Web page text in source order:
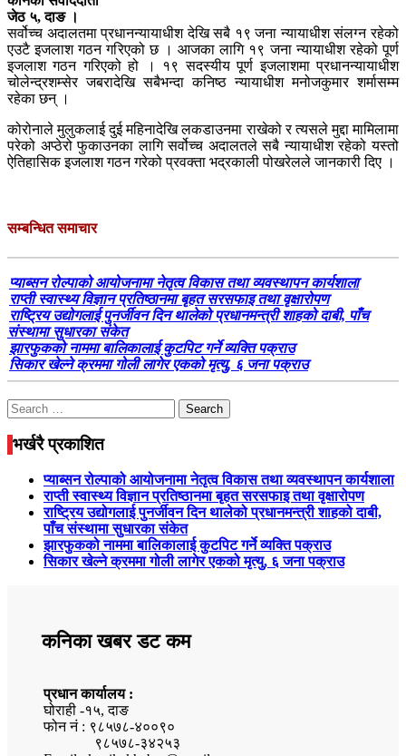
जेठ ५, दाङ ।
सर्वोच्च अदालतमा प्रधानन्यायाधीश देखि सबै १९ जना न्यायाधीश संलग्न रहेको
एउटै इजलाश गठन गरिएको छ । आजका लागि १९ जना न्यायाधीश रहेको पूर्ण
इजलाश गठन गरिएको हो । १९ सदस्यीय पूर्ण इजलाशमा प्रधानन्यायाधीश
चोलेन्द्रशम्सेर जबरादेखि सबैभन्दा कनिष्ठ न्यायाधीश मनोजकुमार शर्मासम्म
रहेका छन् ।
कोरोनाले मुलुकलाई दुई महिनादेखि लकडाउनमा राखेको र त्यसले मुद्दा मामिलामा
परेको अप्ठेरो फुकाउनका लागि सर्वोच्च अदालतले सबै न्यायाधीश रहेको यस्तो
ऐतिहासिक इजलाश गठन गरेको प्रवक्ता भद्रकाली पोखरेलले जानकारी दिए ।
सम्बन्धित समाचार
प्याब्सन रोल्पाको आयोजनामा नेतृत्व विकास तथा व्यवस्थापन कार्यशाला
राप्ती स्वास्थ्य विज्ञान प्रतिष्ठानमा बृहत सरसफाइ तथा वृक्षारोपण
राष्ट्रिय उद्योगलाई पुनर्जीवन दिन थालेको प्रधानमन्त्री शाहको दाबी, पाँच
संस्थामा सुधारका संकेत
झारफुकको नाममा बालिकालाई कुटपिट गर्ने व्यक्ति पक्राउ
सिकार खेल्ने क्रममा गोली लागेर एकको मृत्यु, ६ जना पक्राउ
Search
for:
भर्खरै प्रकाशित
प्याब्सन रोल्पाको आयोजनामा नेतृत्व विकास तथा व्यवस्थापन कार्यशाला
राप्ती स्वास्थ्य विज्ञान प्रतिष्ठानमा बृहत सरसफाइ तथा वृक्षारोपण
राष्ट्रिय उद्योगलाई पुनर्जीवन दिन थालेको प्रधानमन्त्री शाहको दाबी,
पाँच संस्थामा सुधारका संकेत
झारफुकको नाममा बालिकालाई कुटपिट गर्ने व्यक्ति पक्राउ
सिकार खेल्ने क्रममा गोली लागेर एकको मृत्यु, ६ जना पक्राउ
कनिका खबर डट कम
प्रधान कार्यालय :
घोराही -१५, दाङ
फोन नं : ९८५७८-४००९०
९८५७८-३४२५३